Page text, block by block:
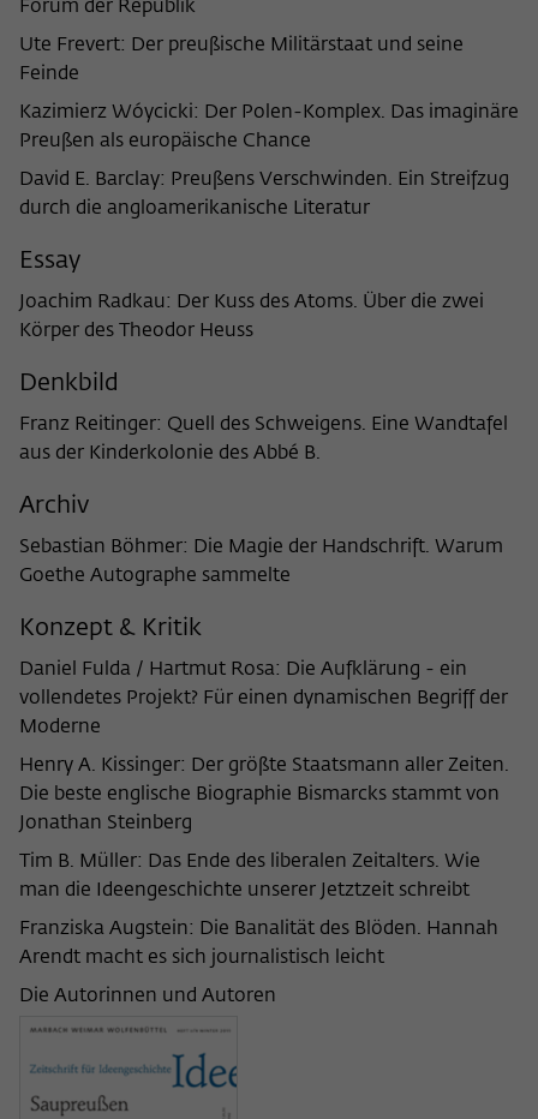
Forum der Republik
Ute Frevert: Der preußische Militärstaat und seine
Feinde
Kazimierz Wóycicki: Der Polen-Komplex. Das imaginäre
Preußen als europäische Chance
David E. Barclay: Preußens Verschwinden. Ein Streifzug
durch die angloamerikanische Literatur
Essay
Joachim Radkau: Der Kuss des Atoms. Über die zwei
Körper des Theodor Heuss
Denkbild
Franz Reitinger: Quell des Schweigens. Eine Wandtafel
aus der Kinderkolonie des Abbé B.
Archiv
Sebastian Böhmer: Die Magie der Handschrift. Warum
Goethe Autographe sammelte
Konzept & Kritik
Daniel Fulda / Hartmut Rosa: Die Aufklärung - ein
vollendetes Projekt? Für einen dynamischen Begriff der
Moderne
Henry A. Kissinger: Der größte Staatsmann aller Zeiten.
Die beste englische Biographie Bismarcks stammt von
Jonathan Steinberg
Tim B. Müller: Das Ende des liberalen Zeitalters. Wie
man die Ideengeschichte unserer Jetztzeit schreibt
Franziska Augstein: Die Banalität des Blöden. Hannah
Arendt macht es sich journalistisch leicht
Die Autorinnen und Autoren
Name _pk_ref
Lifetime 6 Monate
This cookie is used to store from which
Lifetime 30 Minuten
Purpose
temporarily store data about the visitor's
current stay on wiko-berlin.de.
frequency of viewing, duration of playback time, etc).